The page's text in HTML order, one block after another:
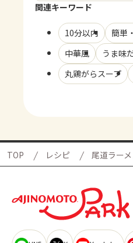
関連キーワード
10分以内 簡単
中華風
うま味
丸鶏がらスープ
TOP レシピ 尾道ラー